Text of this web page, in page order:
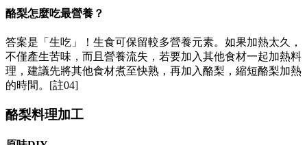
酪梨怎麼吃最營養？
答案是「生吃」！生食可保留較多營養元素。如果加熱太久，
不僅產生苦味，而且營養流失，若要加入其他食材一起加熱料
理，建議先將其他食材煮至快熟，再加入酪梨，縮短酪梨加熱
的時間。[註04]
酪梨料理加工